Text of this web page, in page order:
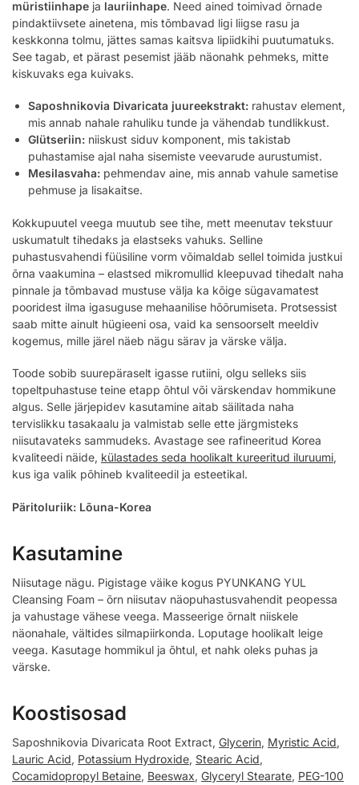
müristiinhape ja lauriinhape. Need ained toimivad õrnade
pindaktiivsete ainetena, mis tõmbavad ligi liigse rasu ja
keskkonna tolmu, jättes samas kaitsva lipiidkihi puutumatuks.
See tagab, et pärast pesemist jääb näonahk pehmeks, mitte
kiskuvaks ega kuivaks.
Saposhnikovia Divaricata juureekstrakt: rahustav element,
mis annab nahale rahuliku tunde ja vähendab tundlikkust.
Glütseriin: niiskust siduv komponent, mis takistab
puhastamise ajal naha sisemiste veevarude aurustumist.
Mesilasvaha: pehmendav aine, mis annab vahule sametise
pehmuse ja lisakaitse.
Kokkupuutel veega muutub see tihe, mett meenutav tekstuur
uskumatult tihedaks ja elastseks vahuks. Selline
puhastusvahendi füüsiline vorm võimaldab sellel toimida justkui
õrna vaakumina – elastsed mikromullid kleepuvad tihedalt naha
pinnale ja tõmbavad mustuse välja ka kõige sügavamatest
pooridest ilma igasuguse mehaanilise hõõrumiseta. Protsessist
saab mitte ainult hügieeni osa, vaid ka sensoorselt meeldiv
kogemus, mille järel näeb nägu särav ja värske välja.
Toode sobib suurepäraselt igasse rutiini, olgu selleks siis
topeltpuhastuse teine etapp õhtul või värskendav hommikune
algus. Selle järjepidev kasutamine aitab säilitada naha
tervislikku tasakaalu ja valmistab selle ette järgmisteks
niisutavateks sammudeks. Avastage see rafineeritud Korea
kvaliteedi näide, külastades seda hoolikalt kureeritud iluruumi,
kus iga valik põhineb kvaliteedil ja esteetikal.
Päritoluriik: Lõuna-Korea
Kasutamine
Niisutage nägu. Pigistage väike kogus PYUNKANG YUL
Cleansing Foam – õrn niisutav näopuhastusvahendit peopessa
ja vahustage vähese veega. Masseerige õrnalt niiskele
näonahale, vältides silmapiirkonda. Loputage hoolikalt leige
veega. Kasutage hommikul ja õhtul, et nahk oleks puhas ja
värske.
Koostisosad
Saposhnikovia Divaricata Root Extract, Glycerin, Myristic Acid,
Lauric Acid, Potassium Hydroxide, Stearic Acid,
Cocamidopropyl Betaine, Beeswax, Glyceryl Stearate, PEG-100